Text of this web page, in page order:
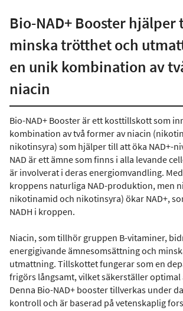
Bio-NAD+ Booster
minska trötthet och
en unik kombination av
niacin
Bio-NAD+ Booster är ett kosttillskott som
kombination av två former av niacin
nikotinsyra) som hjälper till att öka NAD+-
NAD är ett ämne som finns i alla levande
är involverat i deras energiomvandling.
kroppens naturliga NAD-produktion, men
nikotinamid och nikotinsyra) ökar NAD+,
NADH i kroppen.
Niacin, som tillhör gruppen B-vitaminer,
energigivande ämnesomsättning och
utmattning. Tillskottet fungerar som en
frigörs långsamt, vilket säkerställer
Denna Bio-NAD+ booster tillverkas under
kontroll och är baserad på vetenskaplig